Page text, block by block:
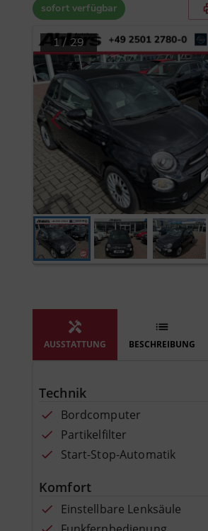
sofort verfügbar
1/ 29
AUSSTATTUNG BESCHREIBUNG
Technik
Bordcomputer
Partikelfilter
Start-Stop-Automatik
Komfort
Einstellbare Lenksäule